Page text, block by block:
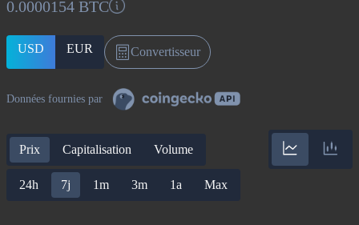
0.0000154 BTC
USD EUR Convertisseur
Données fournies par
Prix Capitalisation Volume
24h 7j 1m 3m 1a Max